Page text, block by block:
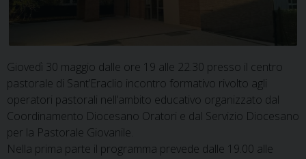
Giovedì 30 maggio dalle ore 19 alle 22.30 presso il centro
pastorale di Sant’Eraclio incontro formativo rivolto agli
operatori pastorali nell’ambito educativo organizzato dal
Coordinamento Diocesano Oratori e dal Servizio Diocesano
per la Pastorale Giovanile.
Nella prima parte il programma prevede dalle 19.00 alle